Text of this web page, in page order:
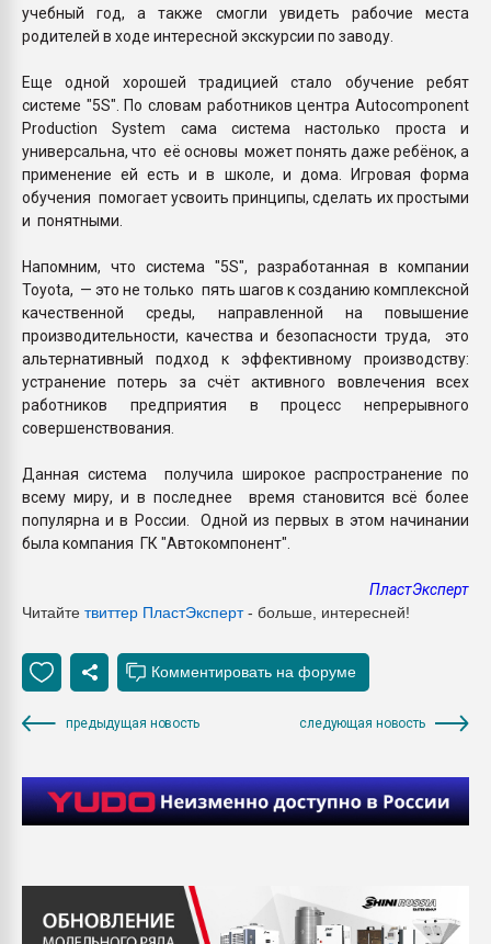
учебный год, а также смогли увидеть рабочие места
родителей в ходе интересной экскурсии по заводу.
Еще одной хорошей традицией стало обучение ребят
системе "5S". По словам работников центра Autocomponent
Prоduction System сама система настолько проста и
универсальна, что её основы может понять даже ребёнок, а
применение ей есть и в школе, и дома. Игровая форма
обучения помогает усвоить принципы, сделать их простыми
и понятными.
Напомним, что система "5S", разработанная в компании
Toyota, — это не только пять шагов к созданию комплексной
качественной среды, направленной на повышение
производительности, качества и безопасности труда, это
альтернативный подход к эффективному производству:
устранение потерь за счёт активного вовлечения всех
работников предприятия в процесс непрерывного
совершенствования.
Данная система получила широкое распространение по
всему миру, и в последнее время становится всё более
популярна и в России. Одной из первых в этом начинании
была компания ГК "Автокомпонент".
ПластЭксперт
Читайте твиттер ПластЭксперт- больше, интересней!
предыдущая новость следующая новость